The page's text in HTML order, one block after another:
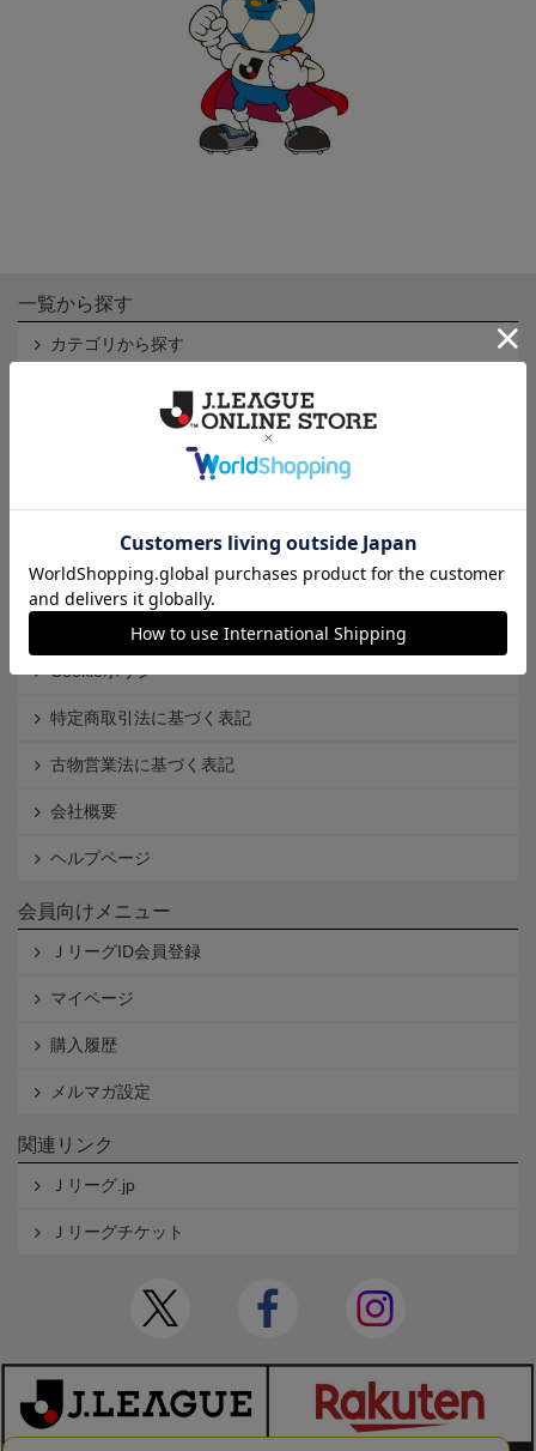
一覧から探す
カテゴリから探す
Ｊ2
Ｊリーグオンラインストアとは
利用規約
個人情報保護方針
Cookieポリシー
特定商取引法に基づく表記
古物営業法に基づく表記
会社概要
ヘルプページ
会員向けメニュー
ＪリーグID会員登録
マイページ
購入履歴
メルマガ設定
関連リンク
Ｊリーグ.jp
Ｊリーグチケット